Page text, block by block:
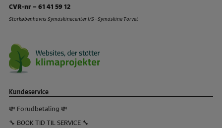
CVR-nr – 61 41 59 12
Storkøbenhavns Symaskinecenter I/S - Symaskine Torvet
Kundeservice
💸 Forudbetaling 💸
🔧 BOOK TID TIL SERVICE 🔧